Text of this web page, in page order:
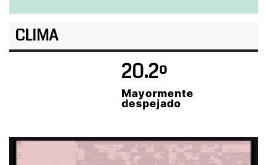
CLIMA
20.2º
Mayormente
despejado